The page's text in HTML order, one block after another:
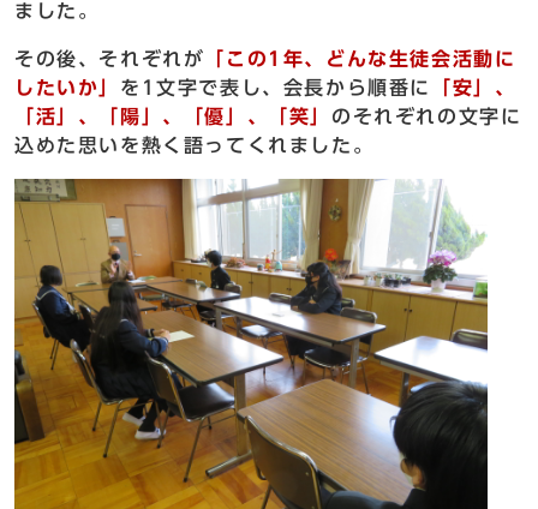
ました。
その後、それぞれが 「この1年、どんな生徒会活動に
したいか」 を1文字で表し、会長から順番に
「安」、
「活」、「陽」、「優」、「笑」 のそれぞれの文字に
込めた思いを熱く語ってくれました。